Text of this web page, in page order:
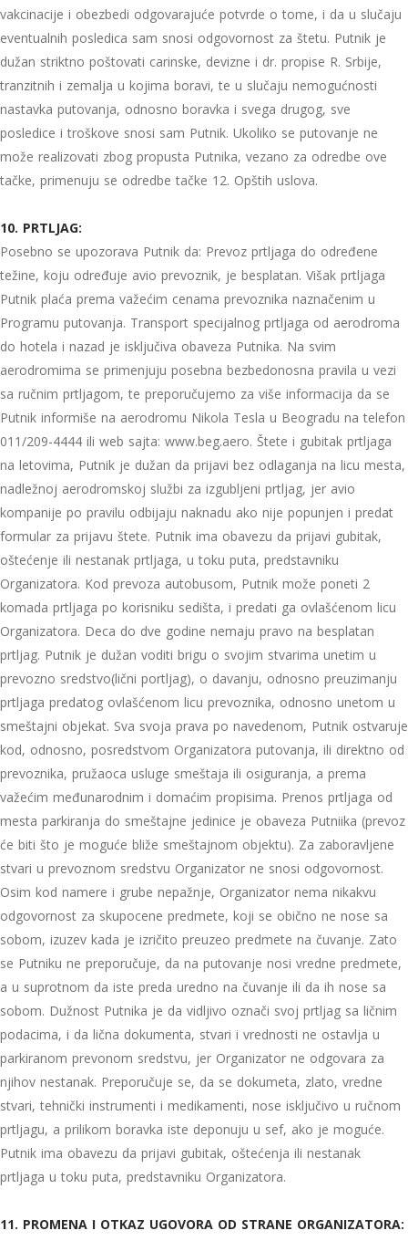
vakcinacije i obezbedi odgovarajuće potvrde o tome, i da u slučaju
eventualnih posledica sam snosi odgovornost za štetu. Putnik je
dužan striktno poštovati carinske, devizne i dr. propise R. Srbije,
tranzitnih i zemalja u kojima boravi, te u slučaju nemogućnosti
nastavka putovanja, odnosno boravka i svega drugog, sve
posledice i troškove snosi sam Putnik. Ukoliko se putovanje ne
može realizovati zbog propusta Putnika, vezano za odredbe ove
tačke, primenuju se odredbe tačke 12. Opštih uslova.
10. PRTLJAG:
Posebno se upozorava Putnik da: Prevoz prtljaga do određene
težine, koju određuje avio prevoznik, je besplatan. Višak prtljaga
Putnik plaća prema važećim cenama prevoznika naznačenim u
Programu putovanja. Transport specijalnog prtljaga od aerodroma
do hotela i nazad je isključiva obaveza Putnika. Na svim
aerodromima se primenjuju posebna bezbedonosna pravila u vezi
sa ručnim prtljagom, te preporučujemo za više informacija da se
Putnik informiše na aerodromu Nikola Tesla u Beogradu na telefon
011/209-4444 ili web sajta: www.beg.aero. Štete i gubitak prtljaga
na letovima, Putnik je dužan da prijavi bez odlaganja na licu mesta,
nadležnoj aerodromskoj službi za izgubljeni prtljag, jer avio
kompanije po pravilu odbijaju naknadu ako nije popunjen i predat
formular za prijavu štete. Putnik ima obavezu da prijavi gubitak,
oštećenje ili nestanak prtljaga, u toku puta, predstavniku
Organizatora. Kod prevoza autobusom, Putnik može poneti 2
komada prtljaga po korisniku sedišta, i predati ga ovlašćenom licu
Organizatora. Deca do dve godine nemaju pravo na besplatan
prtljag. Putnik je dužan voditi brigu o svojim stvarima unetim u
prevozno sredstvo(lični portljag), o davanju, odnosno preuzimanju
prtljaga predatog ovlašćenom licu prevoznika, odnosno unetom u
smeštajni objekat. Sva svoja prava po navedenom, Putnik ostvaruje
kod, odnosno, posredstvom Organizatora putovanja, ili direktno od
prevoznika, pružaoca usluge smeštaja ili osiguranja, a prema
važećim međunarodnim i domaćim propisima. Prenos prtljaga od
mesta parkiranja do smeštajne jedinice je obaveza Putniika (prevoz
će biti što je moguće bliže smeštajnom objektu). Za zaboravljene
stvari u prevoznom sredstvu Organizator ne snosi odgovornost.
Osim kod namere i grube nepažnje, Organizator nema nikakvu
odgovornost za skupocene predmete, koji se obično ne nose sa
sobom, izuzev kada je izričito preuzeo predmete na čuvanje. Zato
se Putniku ne preporučuje, da na putovanje nosi vredne predmete,
a u suprotnom da iste preda uredno na čuvanje ili da ih nose sa
sobom. Dužnost Putnika je da vidljivo označi svoj prtljag sa ličnim
podacima, i da lična dokumenta, stvari i vrednosti ne ostavlja u
parkiranom prevonom sredstvu, jer Organizator ne odgovara za
njihov nestanak. Preporučuje se, da se dokumeta, zlato, vredne
stvari, tehnički instrumenti i medikamenti, nose isključivo u ručnom
prtljagu, a prilikom boravka iste deponuju u sef, ako je moguće.
Putnik ima obavezu da prijavi gubitak, oštećenja ili nestanak
prtljaga u toku puta, predstavniku Organizatora.
11. PROMENA I OTKAZ UGOVORA OD STRANE ORGANIZATORA: